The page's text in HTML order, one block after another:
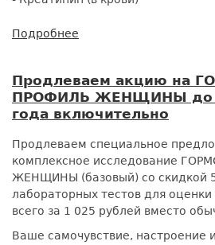
Подробнее
КРОВИ
за
1
₽:
главный
чекап
организма
по
суперцене!
Продлеваем акцию на
ПРОФИЛЬ ЖЕНЩИНЫ до
года включительно
Продлеваем специальное
комплексное исследование
ЖЕНЩИНЫ (базовый) со скидкой
лабораторных тестов для
всего за 1 025 рублей вместо
Ваше самочувствие, настроение